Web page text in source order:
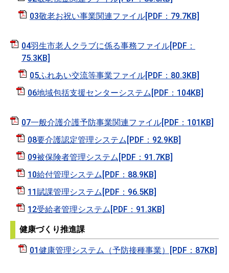
03敬老お祝い事業関連ファイル[PDF：79.7KB]
04羽生市老人クラブに係る事務ファイル[PDF：
75.3KB]
05ふれあい交流等事業ファイル[PDF：80.3KB]
06地域包括支援センターシステム[PDF：104KB]
07一般介護介護予防事業関連ファイル[PDF：101KB]
08要介護認定管理システム[PDF：92.9KB]
09被保険者管理システム[PDF：91.7KB]
10給付管理システム[PDF：88.9KB]
11賦課管理システム[PDF：96.5KB]
12受給者管理システム[PDF：91.3KB]
健康づくり推進課
01健康管理システム（予防接種事業）[PDF：87KB]